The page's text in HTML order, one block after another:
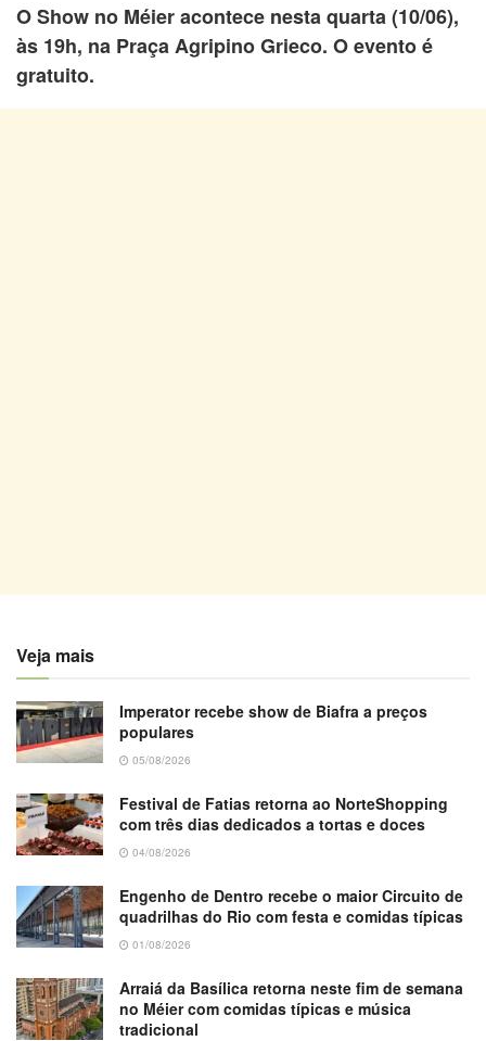
O Show no Méier acontece nesta quarta (10/06),
às 19h, na Praça Agripino Grieco. O evento é
gratuito.
Veja mais
Imperator recebe show de Biafra a preços
populares
05/08/2026
Festival de Fatias retorna ao NorteShopping
com três dias dedicados a tortas e doces
04/08/2026
Engenho de Dentro recebe o maior Circuito de
quadrilhas do Rio com festa e comidas típicas
01/08/2026
Arraiá da Basílica retorna neste fim de semana
no Méier com comidas típicas e música
tradicional